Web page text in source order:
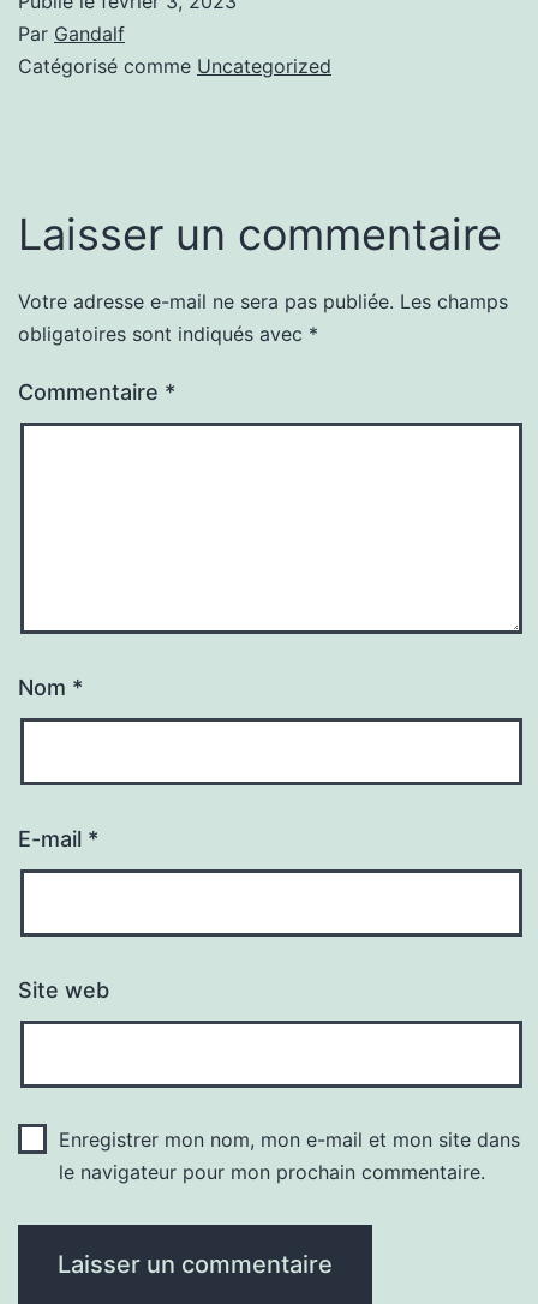
Par Gandalf
Catégorisé comme Uncategorized
Laisser un commentaire
Votre adresse e-mail ne sera pas publiée. Les champs
obligatoires sont indiqués avec *
Commentaire *
Nom *
E-mail *
Site web
Enregistrer mon nom, mon e-mail et mon site dans
le navigateur pour mon prochain commentaire.